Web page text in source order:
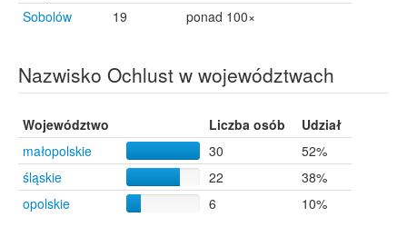
Sobolów
19 ponad 100×
Nazwisko Ochlust w województwach
Województwo Liczba osób
Udział
małopolskie
30
52%
śląskie
22
38%
opolskie
6 10%